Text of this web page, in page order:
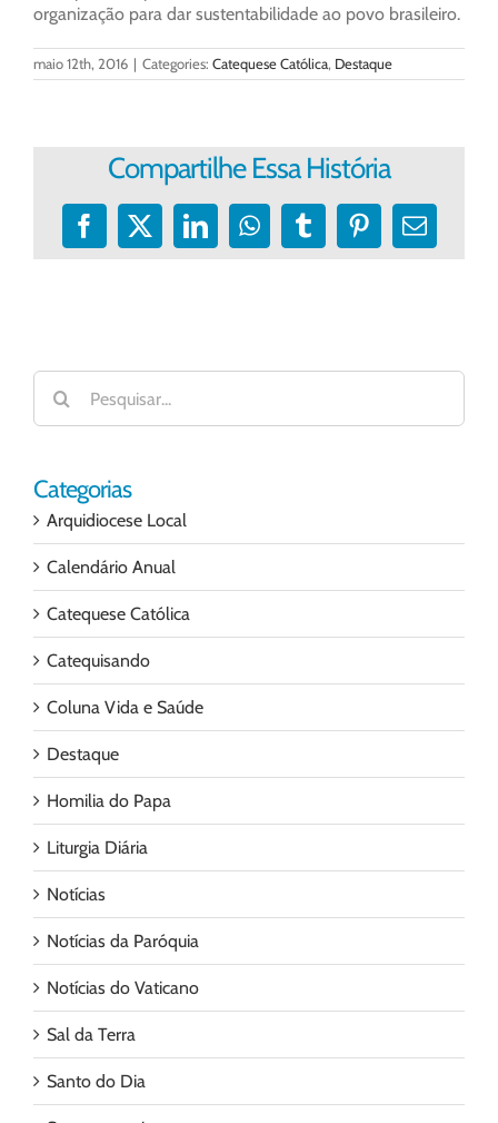
organização para dar sustentabilidade ao povo brasileiro.
maio 12th, 2016 | Categories: Catequese Católica, Destaque
Compartilhe Essa História
Facebook
X LinkedInWhatsApp
TumblrPinterest
E-
Buscar
resultados
para:
Categorias
Arquidiocese Local
Calendário Anual
Catequese Católica
Catequisando
Coluna Vida e Saúde
Destaque
Homilia do Papa
Liturgia Diária
Notícias
Notícias da Paróquia
Notícias do Vaticano
Sal da Terra
Santo do Dia